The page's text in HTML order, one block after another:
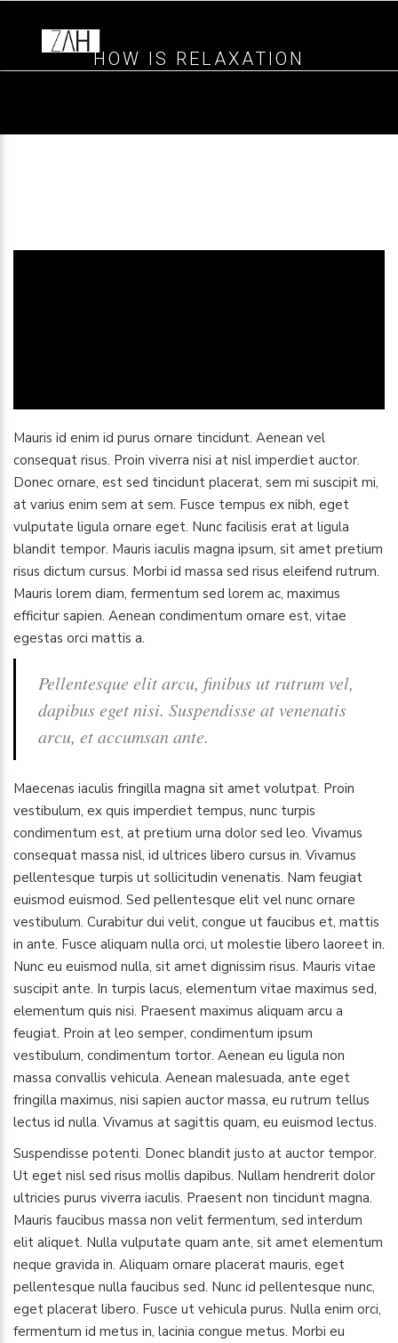
HOW IS RELAXATION
Mauris id enim id purus ornare tincidunt. Aenean vel
consequat risus. Proin viverra nisi at nisl imperdiet auctor.
Donec ornare, est sed tincidunt placerat, sem mi suscipit mi,
at varius enim sem at sem. Fusce tempus ex nibh, eget
vulputate ligula ornare eget. Nunc facilisis erat at ligula
blandit tempor. Mauris iaculis magna ipsum, sit amet pretium
risus dictum cursus. Morbi id massa sed risus eleifend rutrum.
Mauris lorem diam, fermentum sed lorem ac, maximus
efficitur sapien. Aenean condimentum ornare est, vitae
egestas orci mattis a.
Pellentesque elit arcu, finibus ut rutrum vel,
dapibus eget nisi. Suspendisse at venenatis
arcu, et accumsan ante.
Maecenas iaculis fringilla magna sit amet volutpat. Proin
vestibulum, ex quis imperdiet tempus, nunc turpis
condimentum est, at pretium urna dolor sed leo. Vivamus
consequat massa nisl, id ultrices libero cursus in. Vivamus
pellentesque turpis ut sollicitudin venenatis. Nam feugiat
euismod euismod. Sed pellentesque elit vel nunc ornare
vestibulum. Curabitur dui velit, congue ut faucibus et, mattis
in ante. Fusce aliquam nulla orci, ut molestie libero laoreet in.
Nunc eu euismod nulla, sit amet dignissim risus. Mauris vitae
suscipit ante. In turpis lacus, elementum vitae maximus sed,
elementum quis nisi. Praesent maximus aliquam arcu a
feugiat. Proin at leo semper, condimentum ipsum
vestibulum, condimentum tortor. Aenean eu ligula non
massa convallis vehicula. Aenean malesuada, ante eget
fringilla maximus, nisi sapien auctor massa, eu rutrum tellus
lectus id nulla. Vivamus at sagittis quam, eu euismod lectus.
Suspendisse potenti. Donec blandit justo at auctor tempor.
Ut eget nisl sed risus mollis dapibus. Nullam hendrerit dolor
ultricies purus viverra iaculis. Praesent non tincidunt magna.
Mauris faucibus massa non velit fermentum, sed interdum
elit aliquet. Nulla vulputate quam ante, sit amet elementum
neque gravida in. Aliquam ornare placerat mauris, eget
pellentesque nulla faucibus sed. Nunc id pellentesque nunc,
eget placerat libero. Fusce ut vehicula purus. Nulla enim orci,
fermentum id metus in, lacinia congue metus. Morbi eu